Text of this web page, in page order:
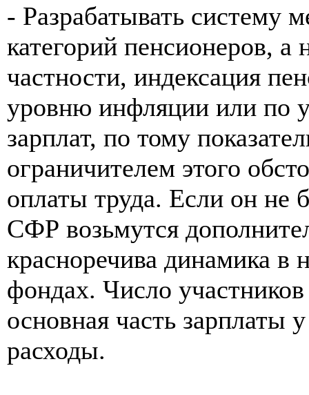
- Разрабатывать систему
категорий пенсионеров, а
частности, индексация
уровню инфляции или по
зарплат, по тому
ограничителем этого
оплаты труда. Если он не
СФР возьмутся
красноречива динамика в
фондах. Число
основная часть зарплаты
расходы.